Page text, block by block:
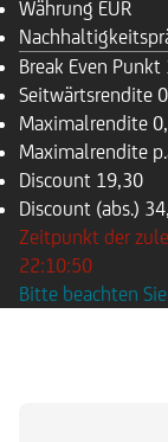
Währung EUR
Break Even Punkt
Seitwärtsrendite
Maximalrendite
Maximalrendite
Discount 19,30
Discount (abs.)
Zeitpunkt der
22:10:50
Bitte beachten